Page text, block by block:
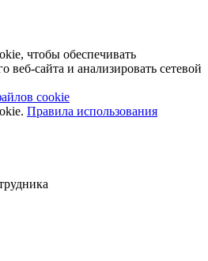
чтобы обеспечивать
веб-сайта и анализировать сетевой
cookie
Правила использования